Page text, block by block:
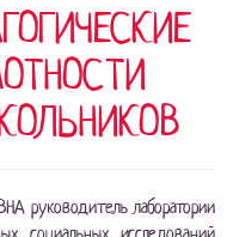
лаборатории